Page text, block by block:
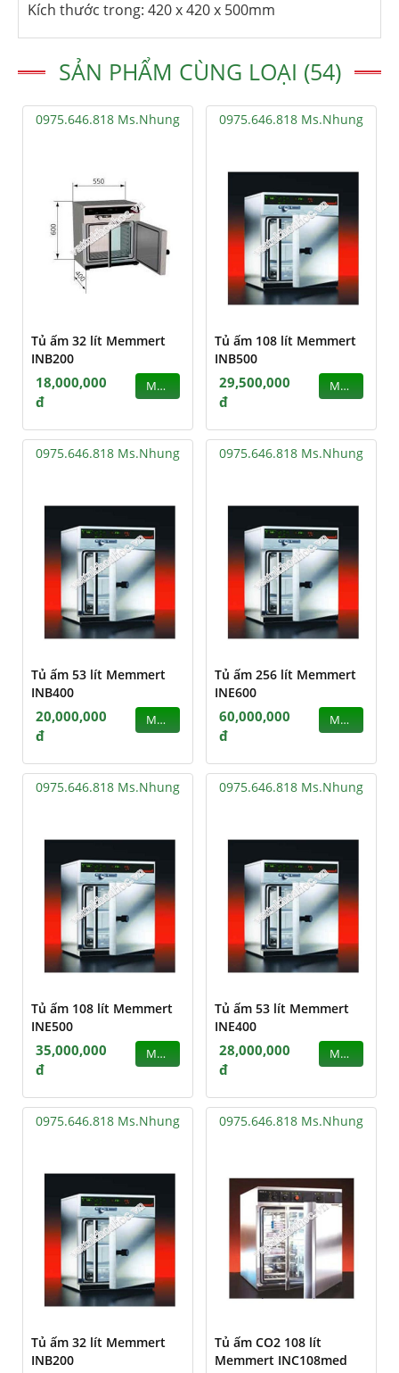
Kích thước trong: 420 x 420 x 500mm
SẢN PHẨM CÙNG LOẠI (54)
0975.646.818 Ms.Nhung
Tủ ấm 32 lít Memmert
INB200
18,000,000
đ
MUA
0975.646.818 Ms.Nhung
Tủ ấm 108 lít Memmert
INB500
29,500,000
đ
MUA
0975.646.818 Ms.Nhung
Tủ ấm 53 lít Memmert
INB400
20,000,000
đ
MUA
0975.646.818 Ms.Nhung
Tủ ấm 256 lít Memmert
INE600
60,000,000
đ
MUA
0975.646.818 Ms.Nhung
Tủ ấm 108 lít Memmert
INE500
35,000,000
đ
MUA
0975.646.818 Ms.Nhung
Tủ ấm 53 lít Memmert
INE400
28,000,000
đ
MUA
0975.646.818 Ms.Nhung
Tủ ấm 32 lít Memmert
INB200
0975.646.818 Ms.Nhung
Tủ ấm CO2 108 lít
Memmert INC108med